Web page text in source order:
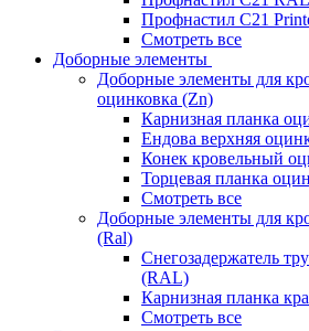
Профнастил С21
Смотреть все
Доборные элементы
Доборные элементы для
оцинковка (Zn)
Карнизная планка
Ендова верхняя
Конек кровельный
Торцевая планка
Смотреть все
Доборные элементы для
(Ral)
Снегозадержатель
(RAL)
Карнизная планка
Смотреть все